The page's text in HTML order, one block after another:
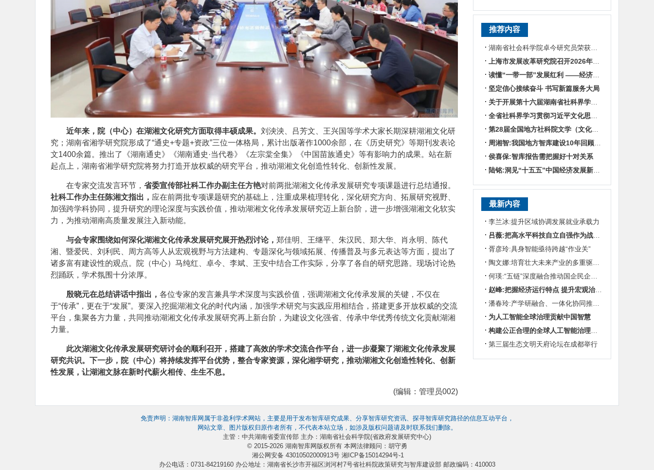
近年来，院（中心）在湖湘文化研究方面取得丰硕成果。 刘泱泱、吕芳文、王兴国等学术大家长期深耕湖湘文化研
究；湖南省湘学研究院形成了“通史+专题+资政”三位一体格局，累计出版著作1000余部，在《历史研究》等期刊发表论
文1400余篇。推出了《湖南通史》《湖南通史·当代卷》《左宗棠全集》《中国苗族通史》等有影响力的成果。站在新
起点上，湖南省湘学研究院将努力打造开放权威的研究平台，推动湖湘文化创造性转化、创新性发展。
在专家交流发言环节， 省委宣传部社科工作办副主任方艳对前两批湖湘文化传承发展研究专项课题进行总结通报。
社科工作办主任陈湘文指出， 应在前两批专项课题研究的基础上，注重成果梳理转化，深化研究方向、拓展研究视野、
加强跨学科协同，提升研究的理论深度与实践价值，推动湖湘文化传承发展研究迈上新台阶，进一步增强湖湘文化软实
力，为推动湖南高质量发展注入新动能。
与会专家围绕如何深化湖湘文化传承发展研究展开热烈讨论， 郑佳明、王继平、朱汉民、郑大华、肖永明、陈代
湘、暨爱民、刘利民、周方高等人从宏观视野与方法建构、专题深化与领域拓展、传播普及与多元表达等方面，提出了
诸多富有建设性的观点。院（中心）马纯红、卓今、李斌、王安中结合工作实际，分享了各自的研究思路。现场讨论热
烈踊跃，学术氛围十分浓厚。
殷晓元在总结讲话中指出， 各位专家的发言兼具学术深度与实践价值，强调湖湘文化传承发展的关键，不仅在
于“传承”，更在于“发展”。要深入挖掘湖湘文化的时代内涵，加强学术研究与实践应用相结合，搭建更多开放权威的交流
平台，集聚各方力量，共同推动湖湘文化传承发展研究再上新台阶，为建设文化强省、传承中华优秀传统文化贡献湖湘
力量。
此次湖湘文化传承发展研究研讨会的顺利召开，搭建了高效的学术交流合作平台，进一步凝聚了湖湘文化传承发展
研究共识。下一步，院（中心）将持续发挥平台优势，整合专家资源，深化湘学研究，推动湖湘文化创造性转化、创新
性发展，让湖湘文脉在新时代薪火相传、生生不息。
(编辑：管理员002)
推荐内容
湖南省社会科学院卓今研究员荣获第九届鲁迅文学奖
上海市发展改革研究院召开2026年半年度工作会议
读懂“一带一部”发展红利 ——经济学专家谈湖南区位优势
坚定信心接续奋斗 书写新篇服务大局
关于开展第十六届湖南省社科界学术年会征文活动的通知
第28届全国地方社科院文学（文化）所所长联席会暨“数智时代地方文化IP建设”学术研讨
周湘智:我国地方智库建设10年回顾与展望
侯喜保:智库报告需把握好十对关系
陆铭:洞见“十五五”中国经济发展新趋势——对话上海交通大学中国发展研究院执行院长陆铭
最新内容
李兰冰:提升区域协调发展就业承载力
吕薇:把高水平科技自立自强作为战略支撑
胥彦玲:具身智能亟待跨越“作业关”
陶文娜:培育壮大未来产业的多重驱动机制
何瑛:“五链”深度融合推动国企民企协同发展
赵峰:把握经济运行特点 提升宏观治理效能
潘春玲:产学研融合、一体化协同推动农业科技创新
为人工智能全球治理贡献中国智慧
构建公正合理的全球人工智能治理体系
第三届生态文明天府论坛在成都举行
免责声明：湖南智库网属于非盈利学术网站，主要是用于发布智库研究成果、分享智库研究资讯、探寻智库研究路径的信息互动平台，
网站文章、图片版权归原作者所有，不代表本站立场，如涉及版权问题请及时联系我们删除。
主管：中共湖南省委宣传部 主办：湖南省社会科学院(省政府发展研究中心)
© 2015-2026 湖南智库网版权所有 本网法律顾问：胡守勇
湘公网安备 43010502000913号 湘ICP备15014294号-1
办公电话：0731-84219160 办公地址：湖南省长沙市开福区浏河村7号省社科院政策研究与智库建设部 邮政编码：410003